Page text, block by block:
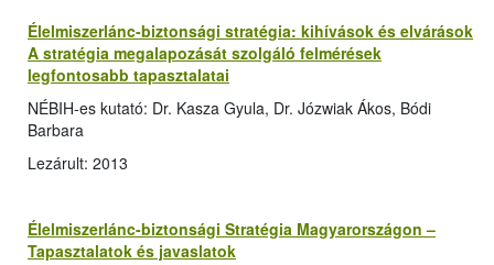
Élelmiszerlánc-biztonsági stratégia: kihívások és elvárások
A stratégia megalapozását szolgáló felmérések
legfontosabb tapasztalatai
NÉBIH-es kutató: Dr. Kasza Gyula, Dr. Józwiak Ákos, Bódi
Barbara
Lezárult: 2013
Élelmiszerlánc-biztonsági Stratégia Magyarországon –
Tapasztalatok és javaslatok